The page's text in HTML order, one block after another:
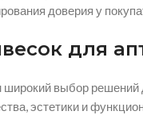
доверия у
для
широкий выбор
эстетики и